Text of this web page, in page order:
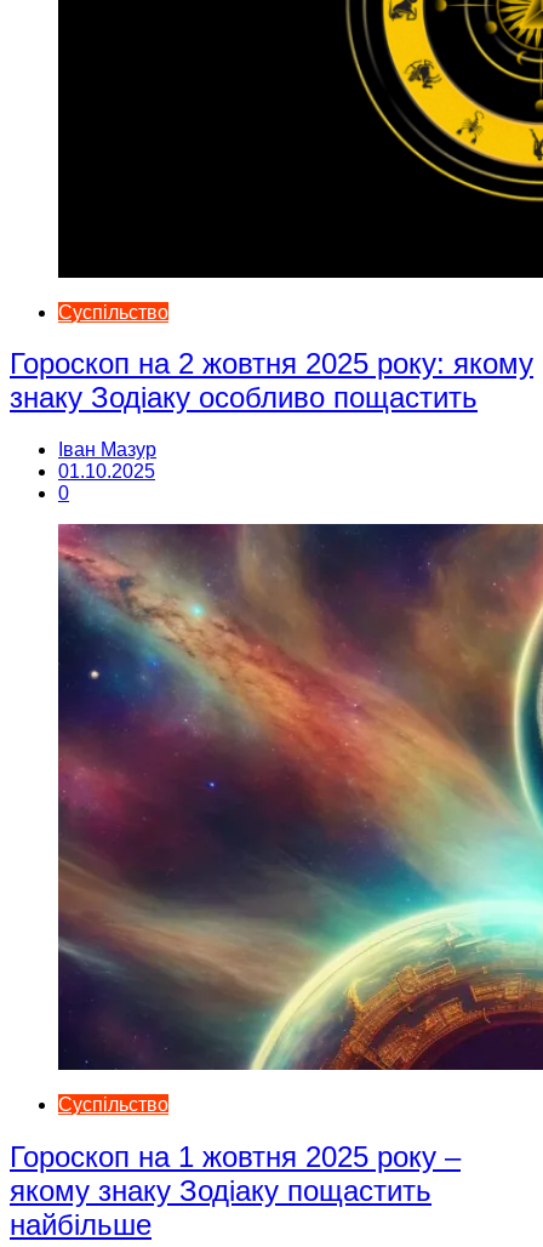
Суспільство
Гороскоп на 2 жовтня 2025 року: якому
знаку Зодіаку особливо пощастить
Іван Мазур
01.10.2025
0
Суспільство
Гороскоп на 1 жовтня 2025 року –
якому знаку Зодіаку пощастить
найбільше